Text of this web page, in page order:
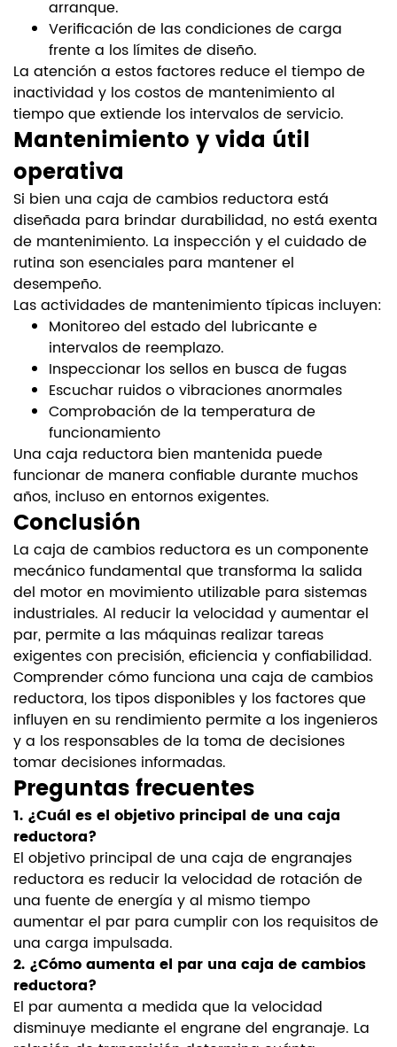
arranque.
Verificación de las condiciones de carga
frente a los límites de diseño.
La atención a estos factores reduce el tiempo de
inactividad y los costos de mantenimiento al
tiempo que extiende los intervalos de servicio.
Mantenimiento y vida útil
operativa
Si bien una caja de cambios reductora está
diseñada para brindar durabilidad, no está exenta
de mantenimiento. La inspección y el cuidado de
rutina son esenciales para mantener el
desempeño.
Las actividades de mantenimiento típicas incluyen:
Monitoreo del estado del lubricante e
intervalos de reemplazo.
Inspeccionar los sellos en busca de fugas
Escuchar ruidos o vibraciones anormales
Comprobación de la temperatura de
funcionamiento
Una caja reductora bien mantenida puede
funcionar de manera confiable durante muchos
años, incluso en entornos exigentes.
Conclusión
La caja de cambios reductora es un componente
mecánico fundamental que transforma la salida
del motor en movimiento utilizable para sistemas
industriales. Al reducir la velocidad y aumentar el
par, permite a las máquinas realizar tareas
exigentes con precisión, eficiencia y confiabilidad.
Comprender cómo funciona una caja de cambios
reductora, los tipos disponibles y los factores que
influyen en su rendimiento permite a los ingenieros
y a los responsables de la toma de decisiones
tomar decisiones informadas.
Preguntas frecuentes
1. ¿Cuál es el objetivo principal de una caja
reductora?
El objetivo principal de una caja de engranajes
reductora es reducir la velocidad de rotación de
una fuente de energía y al mismo tiempo
aumentar el par para cumplir con los requisitos de
una carga impulsada.
2. ¿Cómo aumenta el par una caja de cambios
reductora?
El par aumenta a medida que la velocidad
disminuye mediante el engrane del engranaje. La